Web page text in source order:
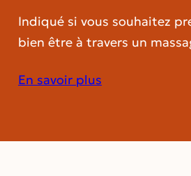
Indiqué si vous souhaitez
bien être à travers un
En savoir plus